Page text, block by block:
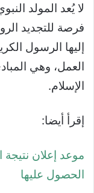
لا يُعد المولد
فرصة للتجديد
إليها الرسول
العمل، وهي
الإسلام.
إقرأ أيضا:
الحصول عليها